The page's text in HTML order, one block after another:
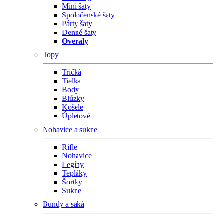
Mini šaty
Spoločenské šaty
Párty šaty
Denné šaty
Overaly
Topy
Tričká
Tielka
Body
Blúzky
Košele
Úpletové
Nohavice a sukne
Rifle
Nohavice
Legíny
Tepláky
Šortky
Sukne
Bundy a saká